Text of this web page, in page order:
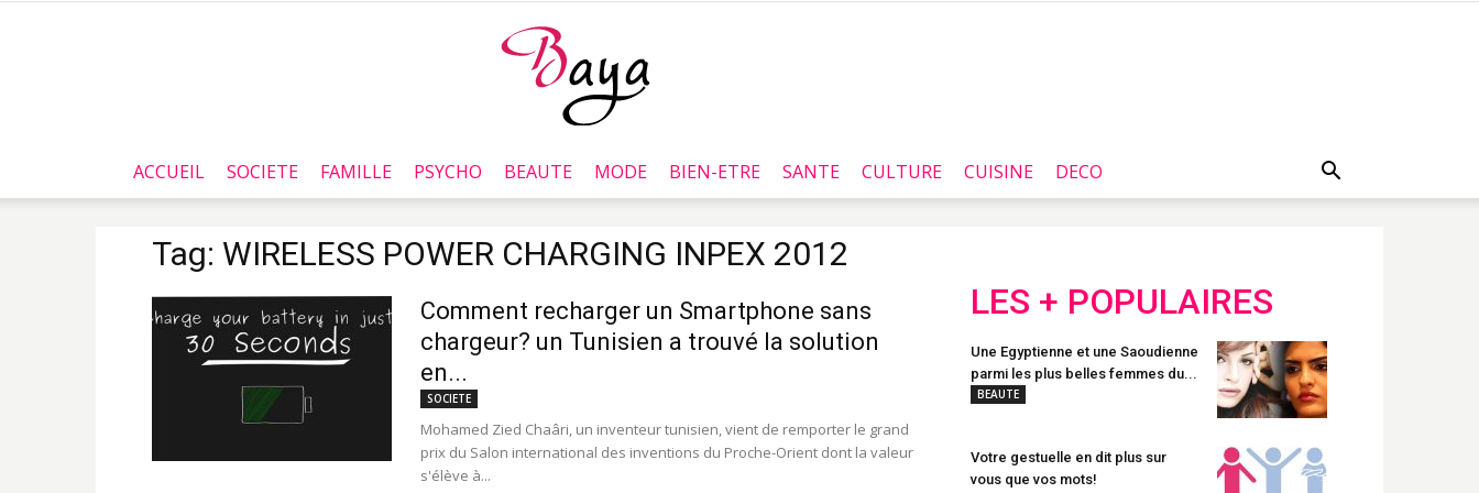
Baya.tn
ACCUEIL SOCIETE FAMILLE PSYCHO BEAUTE MODE BIEN-ETRE SANTE CULTURE CUISINE DECO
Tag: WIRELESS POWER CHARGING INPEX 2012
Comment recharger un Smartphone sans
chargeur? un Tunisien a trouvé la solution
en...
SOCIETE
Mohamed Zied Chaâri, un inventeur tunisien, vient de remporter le grand
prix du Salon international des inventions du Proche-Orient dont la valeur
s'élève à...
LES + POPULAIRES
Une Egyptienne et une Saoudienne
parmi les plus belles femmes du...
BEAUTE
Votre gestuelle en dit plus sur
vous que vos mots!